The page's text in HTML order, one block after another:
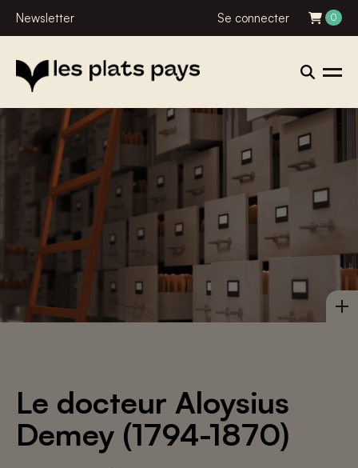
Newsletter Se connecter 0
Le docteur Aloysius
Demey (1794-1870)